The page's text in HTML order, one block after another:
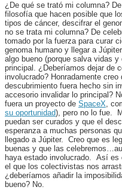
¿De qué se trató mi columna?
filosofía que hacen posible que
tipos de cáncer, descifrar el
no se trata mi columna? De
tomado por la fuerza para curar
genoma humano y llegar a
algo bueno (porque salva vidas
principal. ¿Deberíamos dejar de
involucrado? Honradamente creo
descubrimiento fuera hecho sin
accesorio invalidar lo principal?
fuera un proyecto de SpaceX,
su oportunidad), pero no lo fue.
puedan ser curados y que el
esperanza a muchas personas
llegado a Júpiter. Creo que es
buenas y que las
haya estado involucrado. Así
el que los colectivistas nos
¿deberíamos añadir la
bueno? No.